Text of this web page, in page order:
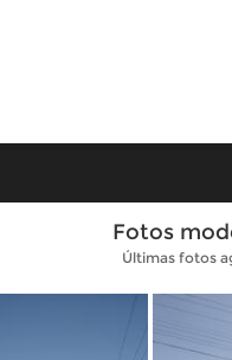
Fotos
Últimas fotos